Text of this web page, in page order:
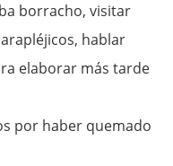
borracho, visitar
hablar
elaborar más tarde
por haber quemado